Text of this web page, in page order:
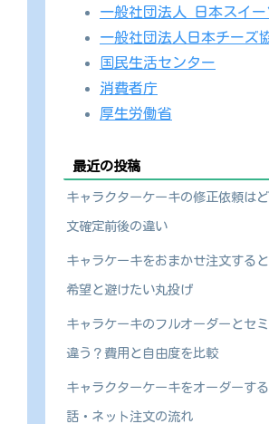
一般社団法人 日本スイー
一般社団法人日本チーズ協
国民生活センター
消費者庁
厚生労働省
最近の投稿
キャラクターケーキの修正依頼は
文確定前後の違い
キャラケーキをおまかせ注文する
希望と避けたい丸投げ
キャラケーキのフルオーダーとセ
違う？費用と自由度を比較
キャラクターケーキをオーダーす
話・ネット注文の流れ